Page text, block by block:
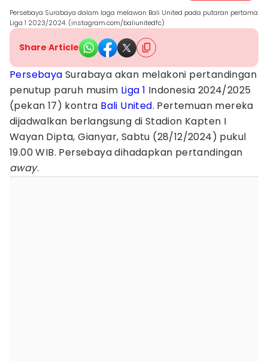
Persebaya Surabaya dalam laga melawan Bali United pada putaran pertama
Liga 1 2023/2024. (instagram.com/baliunitedfc)
Share Article
Persebaya Surabaya akan melakoni pertandingan
penutup paruh musim Liga 1 Indonesia 2024/2025
(pekan 17) kontra Bali United. Pertemuan mereka
dijadwalkan berlangsung di Stadion Kapten I
Wayan Dipta, Gianyar, Sabtu (28/12/2024) pukul
19.00 WIB. Persebaya dihadapkan pertandingan
away.